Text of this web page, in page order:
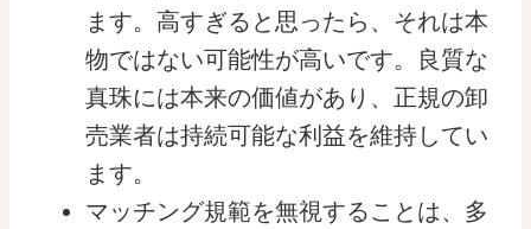
ます。高すぎると思ったら、それは本
物ではない可能性が高いです。良質な
真珠には本来の価値があり、正規の卸
売業者は持続可能な利益を維持してい
ます。
マッチング規範を無視することは、多